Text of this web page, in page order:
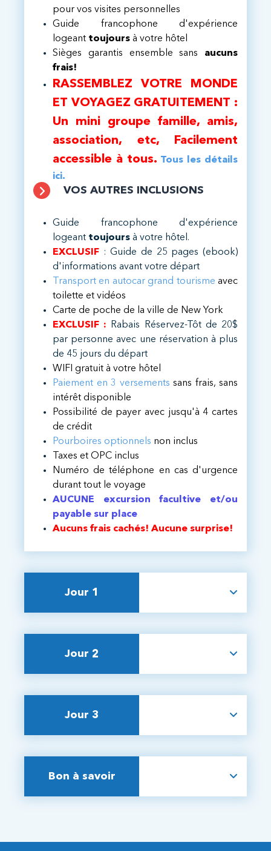
pour vos visites personnelles
Guide francophone d'expérience
logeant toujours à votre hôtel
Sièges garantis ensemble sans aucuns
frais!
RASSEMBLEZ VOTRE MONDE
ET VOYAGEZ GRATUITEMENT :
Un mini groupe famille, amis,
association, etc, Facilement
accessible à tous. Tous les détails
ici.
VOS AUTRES INCLUSIONS
Guide francophone d'expérience
logeant toujours à votre hôtel.​
EXCLUSIF : Guide de 25 pages (ebook)
d'informations avant votre départ
Transport en autocar grand tourisme avec
toilette et vidéos
Carte de poche de la ville de New York
EXCLUSIF : Rabais Réservez-Tôt de 20$
par personne avec une réservation à plus
de 45 jours du départ
WIFI gratuit à votre hôtel
Paiement en 3 versements sans frais, sans
intérêt disponible
Possibilité de payer avec jusqu'à 4 cartes
de crédit ​
Pourboires optionnels non inclus
Taxes et OPC inclus
Numéro de téléphone en cas d'urgence
durant tout le voyage
AUCUNE excursion facultive et/ou
payable sur place
Aucuns frais cachés! Aucune surprise!
Jour 1
Jour 2
Jour 3
Bon à savoir